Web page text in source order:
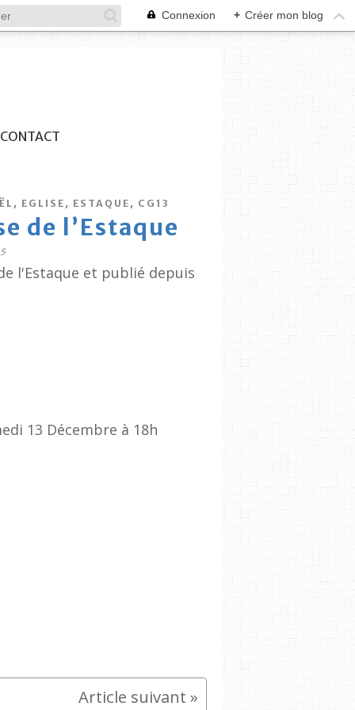
Connexion + Créer mon blog
CONTACT
, EGLISE , ESTAQUE , CG13
de l’Estaque
l'Estaque et publié depuis
13 Décembre à 18h